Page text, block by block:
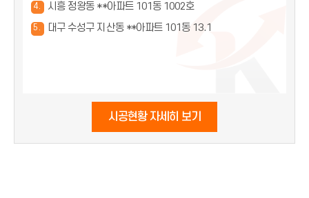
4 . 시흥 정왕동 **아파트 101동 1002호
5 . 대구 수성구 지산동 **아파트 101동 13.1
시공현황 자세히 보기